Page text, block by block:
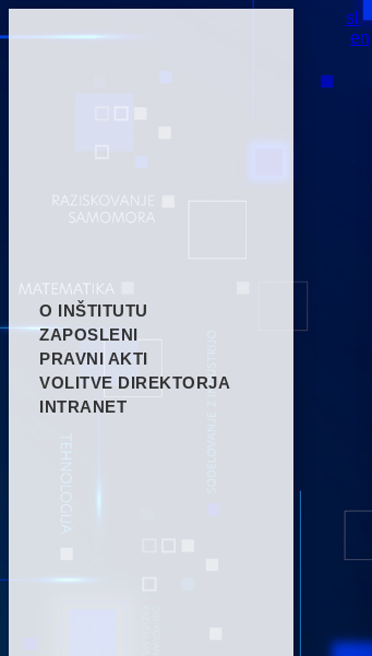
O INŠTITUTU
ZAPOSLENI
PRAVNI AKTI
VOLITVE DIREKTORJA
INTRANET
sl
en